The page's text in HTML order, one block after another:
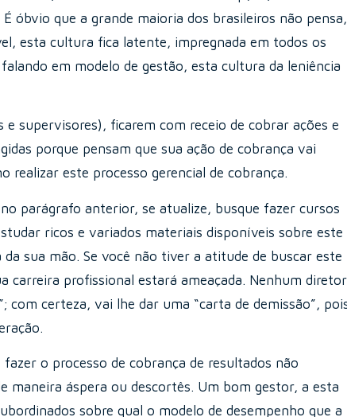
óbvio que a grande maioria dos brasileiros não pensa,
esta cultura fica latente, impregnada em todos os
em modelo de gestão, esta cultura da leniência
supervisores), ficarem com receio de cobrar ações e
porque pensam que sua ação de cobrança vai
realizar este processo gerencial de cobrança.
parágrafo anterior, se atualize, busque fazer cursos
ricos e variados materiais disponíveis sobre este
sua mão. Se você não tiver a atitude de buscar este
carreira profissional estará ameaçada. Nenhum
com certeza, vai lhe dar uma “carta de demissão”,
o processo de cobrança de resultados não
maneira áspera ou descortês. Um bom gestor, a esta
sobre qual o modelo de desempenho que a